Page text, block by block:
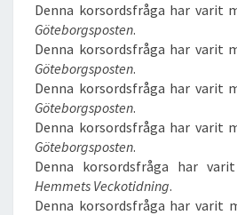
Denna korsordsfråga har varit
Göteborgsposten.
Denna korsordsfråga har varit
Göteborgsposten.
Denna korsordsfråga har varit
Göteborgsposten.
Denna korsordsfråga har varit
Göteborgsposten.
Denna korsordsfråga har
Hemmets Veckotidning.
Denna korsordsfråga har varit